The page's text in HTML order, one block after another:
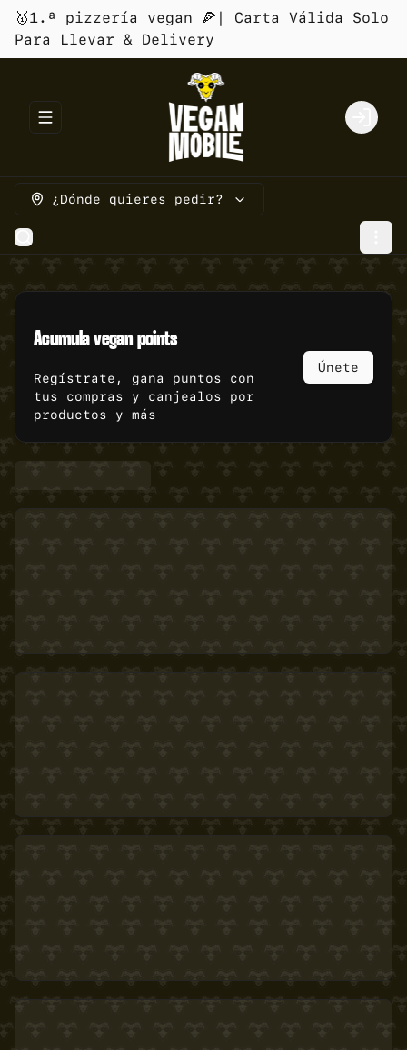
🥇1.ª pizzería vegan 🍕| Carta Válida Solo
Para Llevar & Delivery
Abrir menu de navegación Login
¿Dónde quieres pedir?
Acumulavegan points
Regístrate, gana puntos con
tus compras y canjealos por
productos y más
Únete